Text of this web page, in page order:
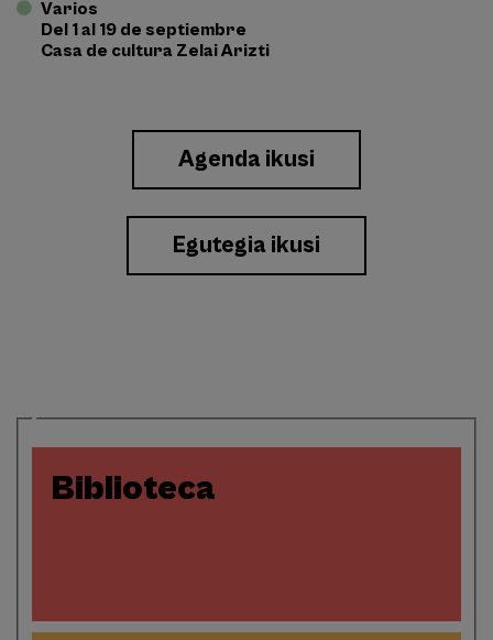
Varios
Del 1 al 19 de septiembre
Casa de cultura Zelai Arizti
Agenda ikusi
Egutegia ikusi
Biblioteca